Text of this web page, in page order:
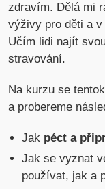
zdravím. Dělá mi
výživy pro děti a
Učím lidi najít
stravování.
Na kurzu se
a probereme
Jak péct a
Jak se vyznat
používat, jak a